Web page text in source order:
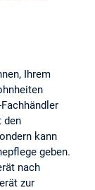
Ihrem
den
kann
geben.
nach
zur